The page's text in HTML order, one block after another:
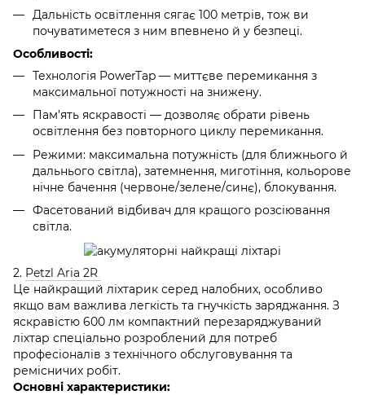
Дальність освітлення сягає 100 метрів, тож ви
почуватиметеся з ним впевнено й у безпеці.
Особливості:
Технологія PowerTap — миттєве перемикання з
максимальної потужності на знижену.
Пам’ять яскравості — дозволяє обрати рівень
освітлення без повторного циклу перемикання.
Режими: максимальна потужність (для ближнього й
дальнього світла), затемнення, миготіння, кольорове
нічне бачення (червоне/зелене/синє), блокування.
Фасетований відбивач для кращого розсіювання
світла.
2. Petzl Aria 2R
Це найкращий ліхтарик серед налобних, особливо
якщо вам важлива легкість та гнучкість заряджання. З
яскравістю 600 лм компактний перезаряджуваний
ліхтар спеціально розроблений для потреб
професіоналів з технічного обслуговування та
ремісничих робіт.
Основні характеристики: